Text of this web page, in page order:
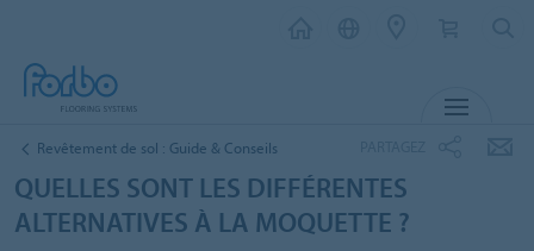
Revêtement de sol : Guide & Conseils
QUELLES SONT LES DIFFÉRENTES
ALTERNATIVES À LA MOQUETTE ?